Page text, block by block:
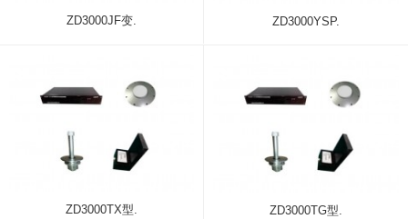
ZD3000JF变. ZD3000YSP.
ZD3000TX型. ZD3000TG型.